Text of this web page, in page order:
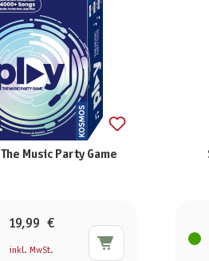
The Music Party Game
19,99 €
inkl. MwSt.